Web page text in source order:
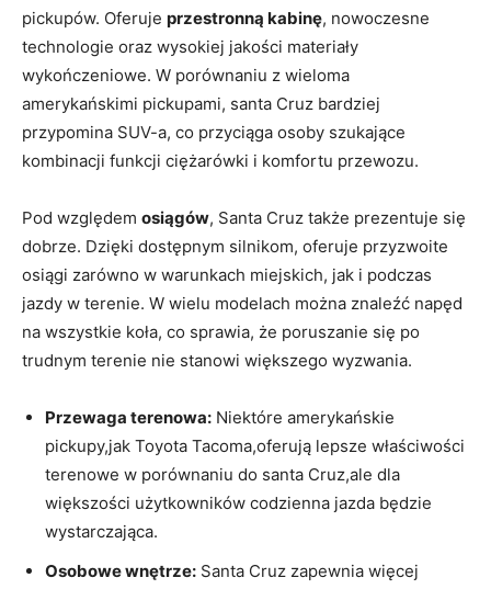
pickupów. Oferuje przestronną kabinę, nowoczesne
technologie⁣ oraz⁣ wysokiej‍ jakości materiały
wykończeniowe. W porównaniu z wieloma
amerykańskimi pickupami, santa Cruz bardziej
przypomina SUV-a, co przyciąga osoby szukające
kombinacji funkcji ciężarówki i ⁢komfortu przewozu.
Pod względem osiągów, Santa Cruz także prezentuje ⁢się
dobrze. Dzięki dostępnym silnikom, oferuje przyzwoite‌
osiągi zarówno w warunkach miejskich, jak ⁢i podczas
jazdy w terenie. W wielu modelach można znaleźć napęd
na wszystkie koła, co sprawia, że poruszanie się po
trudnym terenie nie stanowi ‌większego ⁣wyzwania.
Przewaga terenowa: Niektóre amerykańskie
pickupy,jak ⁢Toyota Tacoma,oferują lepsze właściwości
terenowe w porównaniu do santa ​Cruz,ale dla
większości użytkowników codzienna jazda będzie
⁤wystarczająca.
Osobowe wnętrze: Santa Cruz zapewnia‍ więcej